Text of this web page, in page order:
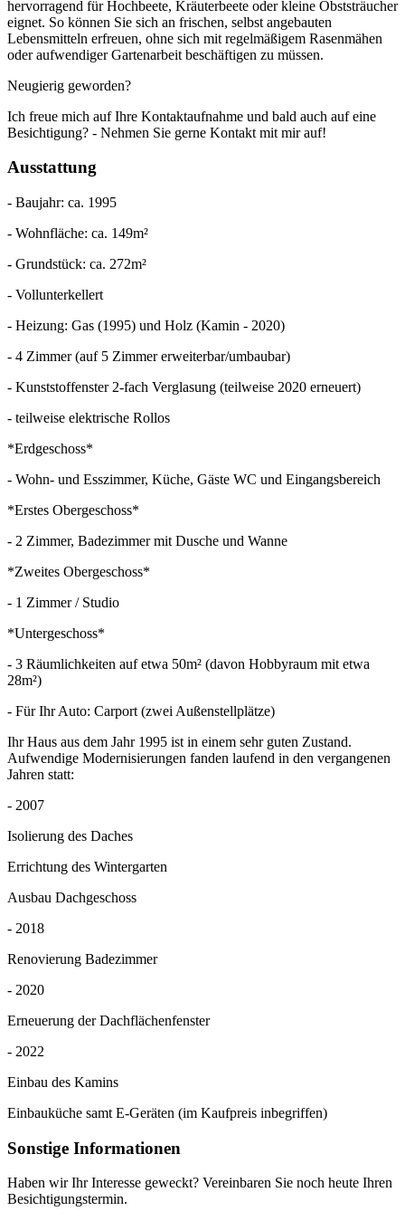
hervorragend für Hochbeete, Kräuterbeete oder kleine Obststräucher
eignet. So können Sie sich an frischen, selbst angebauten
Lebensmitteln erfreuen, ohne sich mit regelmäßigem Rasenmähen
oder aufwendiger Gartenarbeit beschäftigen zu müssen.
Neugierig geworden?
Ich freue mich auf Ihre Kontaktaufnahme und bald auch auf eine
Besichtigung? - Nehmen Sie gerne Kontakt mit mir auf!
Ausstattung
- Baujahr: ca. 1995
- Wohnfläche: ca. 149m²
- Grundstück: ca. 272m²
- Vollunterkellert
- Heizung: Gas (1995) und Holz (Kamin - 2020)
- 4 Zimmer (auf 5 Zimmer erweiterbar/umbaubar)
- Kunststoffenster 2-fach Verglasung (teilweise 2020 erneuert)
- teilweise elektrische Rollos
*Erdgeschoss*
- Wohn- und Esszimmer, Küche, Gäste WC und Eingangsbereich
*Erstes Obergeschoss*
- 2 Zimmer, Badezimmer mit Dusche und Wanne
*Zweites Obergeschoss*
- 1 Zimmer / Studio
*Untergeschoss*
- 3 Räumlichkeiten auf etwa 50m² (davon Hobbyraum mit etwa
28m²)
- Für Ihr Auto: Carport (zwei Außenstellplätze)
Ihr Haus aus dem Jahr 1995 ist in einem sehr guten Zustand.
Aufwendige Modernisierungen fanden laufend in den vergangenen
Jahren statt:
- 2007
Isolierung des Daches
Errichtung des Wintergarten
Ausbau Dachgeschoss
- 2018
Renovierung Badezimmer
- 2020
Erneuerung der Dachflächenfenster
- 2022
Einbau des Kamins
Einbauküche samt E-Geräten (im Kaufpreis inbegriffen)
Sonstige Informationen
Haben wir Ihr Interesse geweckt? Vereinbaren Sie noch heute Ihren
Besichtigungstermin.